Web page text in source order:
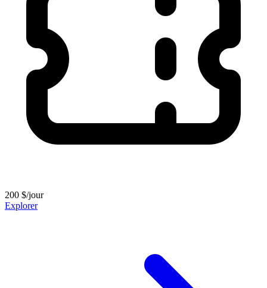
200 $/jour
Explorer